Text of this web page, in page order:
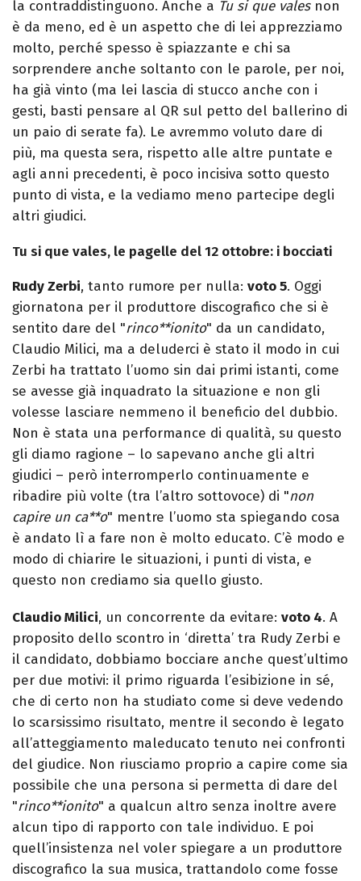
la contraddistinguono. Anche a Tu si que valesnon
è da meno, ed è un aspetto che di lei apprezziamo
molto, perché spesso è spiazzante e chi sa
sorprendere anche soltanto con le parole, per noi,
ha già vinto (ma lei lascia di stucco anche con i
gesti, basti pensare al QR sul petto del ballerino di
un paio di serate fa). Le avremmo voluto dare di
più, ma questa sera, rispetto alle altre puntate e
agli anni precedenti, è poco incisiva sotto questo
punto di vista, e la vediamo meno partecipe degli
altri giudici.
Tu si que vales, le pagelle del 12 ottobre: i bocciati
Rudy Zerbi, tanto rumore per nulla: voto 5. Oggi
giornatona per il produttore discografico che si è
sentito dare del "rinco**ionito" da un candidato,
Claudio Milici, ma a deluderci è stato il modo in cui
Zerbi ha trattato l’uomo sin dai primi istanti, come
se avesse già inquadrato la situazione e non gli
volesse lasciare nemmeno il beneficio del dubbio.
Non è stata una performance di qualità, su questo
gli diamo ragione – lo sapevano anche gli altri
giudici – però interromperlo continuamente e
ribadire più volte (tra l’altro sottovoce) di "non
capire un ca**o" mentre l’uomo sta spiegando cosa
è andato lì a fare non è molto educato. C’è modo e
modo di chiarire le situazioni, i punti di vista, e
questo non crediamo sia quello giusto.
Claudio Milici, un concorrente da evitare: voto 4. A
proposito dello scontro in ‘diretta’ tra Rudy Zerbi e
il candidato, dobbiamo bocciare anche quest’ultimo
per due motivi: il primo riguarda l’esibizione in sé,
che di certo non ha studiato come si deve vedendo
lo scarsissimo risultato, mentre il secondo è legato
all’atteggiamento maleducato tenuto nei confronti
del giudice. Non riusciamo proprio a capire come sia
possibile che una persona si permetta di dare del
"rinco**ionito" a qualcun altro senza inoltre avere
alcun tipo di rapporto con tale individuo. E poi
quell’insistenza nel voler spiegare a un produttore
discografico la sua musica, trattandolo come fosse